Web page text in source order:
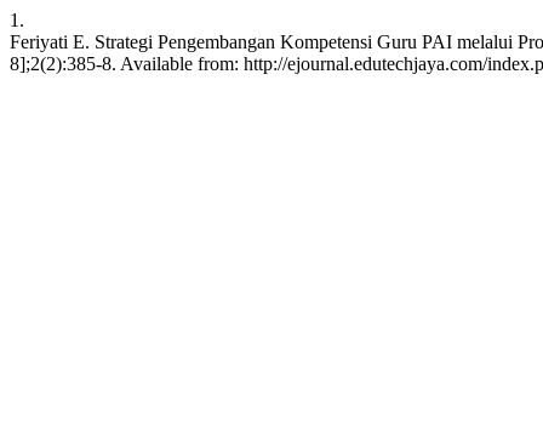
1.
Feriyati E. Strategi Pengembangan Kompetensi Guru PAI melalui
8];2(2):385-8. Available from: http://ejournal.edutechjaya.com/